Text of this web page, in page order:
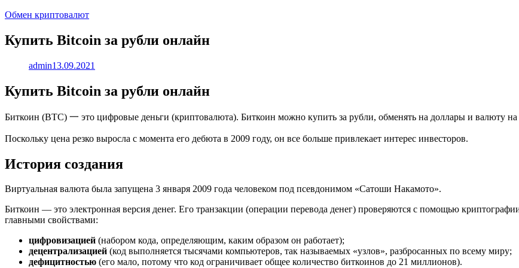
Обмен криптовалют
Купить Bitcoin за рубли онлайн
admin13.09.2021
Купить Bitcoin за рубли онлайн
Биткоин (BTC) 一 это цифровые деньги (криптовалюта). Биткоин можно купить за рубли, обменять на доллары и валюту
Поскольку цена резко выросла с момента его дебюта в 2009 году, он все больше привлекает интерес инвесторов.
История создания
Виртуальная валюта была запущена 3 января 2009 года человеком под псевдонимом «Сатоши Накамото».
Биткоин — это электронная версия денег. Его транзакции (операции перевода денег) проверяются с помощью
главными свойствами:
цифровизацией (набором кода, определяющим, каким образом он работает);
децентрализацией (код выполняется тысячами компьютеров, так называемых «узлов», разбросанных по всему миру;
дефицитностью (его мало, потому что код ограничивает общее количество биткоинов до 21 миллионов).